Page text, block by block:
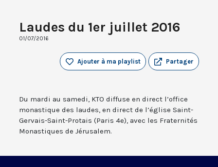
Laudes du 1er juillet 2016
01/07/2016
Partager
Ajouter à ma playlist
Du mardi au samedi, KTO diffuse en direct l’office
monastique des laudes, en direct de l’église Saint-
Gervais-Saint-Protais (Paris 4e), avec les Fraternités
Monastiques de Jérusalem.